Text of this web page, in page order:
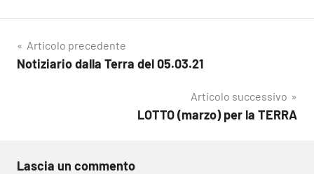
Navigazione
articoli
Articolo precedente
Notiziario dalla Terra del 05.03.21
Articolo successivo
LOTTO (marzo) per la TERRA
Lascia un commento